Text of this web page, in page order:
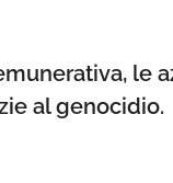
le
al genocidio.